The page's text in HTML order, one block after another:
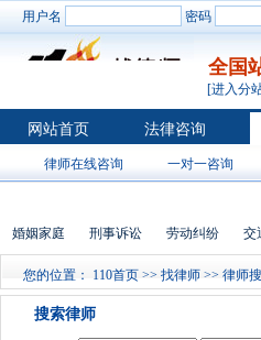
用户名 密码
全国
[进入分
网站首页 法律咨询
律师在线咨询 一对一咨询
婚姻家庭 刑事诉讼 劳动纠纷 交
您的位置： 110首页 >> 找律师 >> 律师
搜索律师